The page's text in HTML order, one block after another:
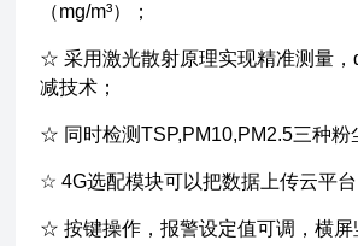
（mg/m³）；
☆ 采用激光散射原理实现精准测量，
减技术；
☆ 同时检测TSP,PM10,PM2.5三种粉
☆ 4G选配模块可以把数据上传云平台
☆ 按键操作，报警设定值可调，横屏